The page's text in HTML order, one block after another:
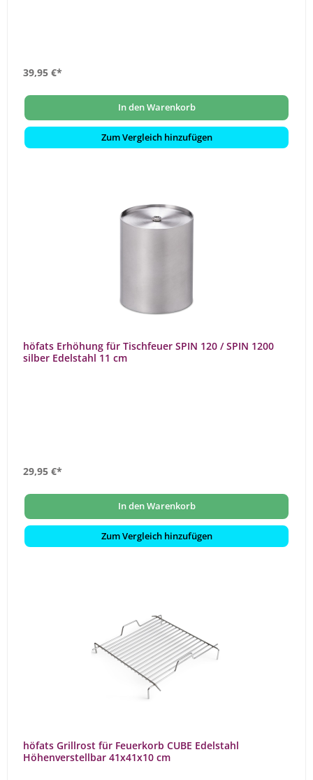
39,95 €*
In den Warenkorb
Zum Vergleich hinzufügen
höfats Erhöhung für Tischfeuer SPIN 120 / SPIN 1200
silber Edelstahl 11 cm
29,95 €*
In den Warenkorb
Zum Vergleich hinzufügen
höfats Grillrost für Feuerkorb CUBE Edelstahl
Höhenverstellbar 41x41x10 cm